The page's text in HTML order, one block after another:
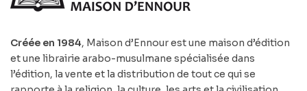
Créée en 1984, Maison d’Ennour est une maison d’édition
et une librairie arabo-musulmane spécialisée dans
l’édition, la vente et la distribution de tout ce qui se